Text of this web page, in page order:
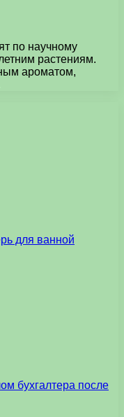
по научному
растениям.
ароматом,
для ванной
бухгалтера после